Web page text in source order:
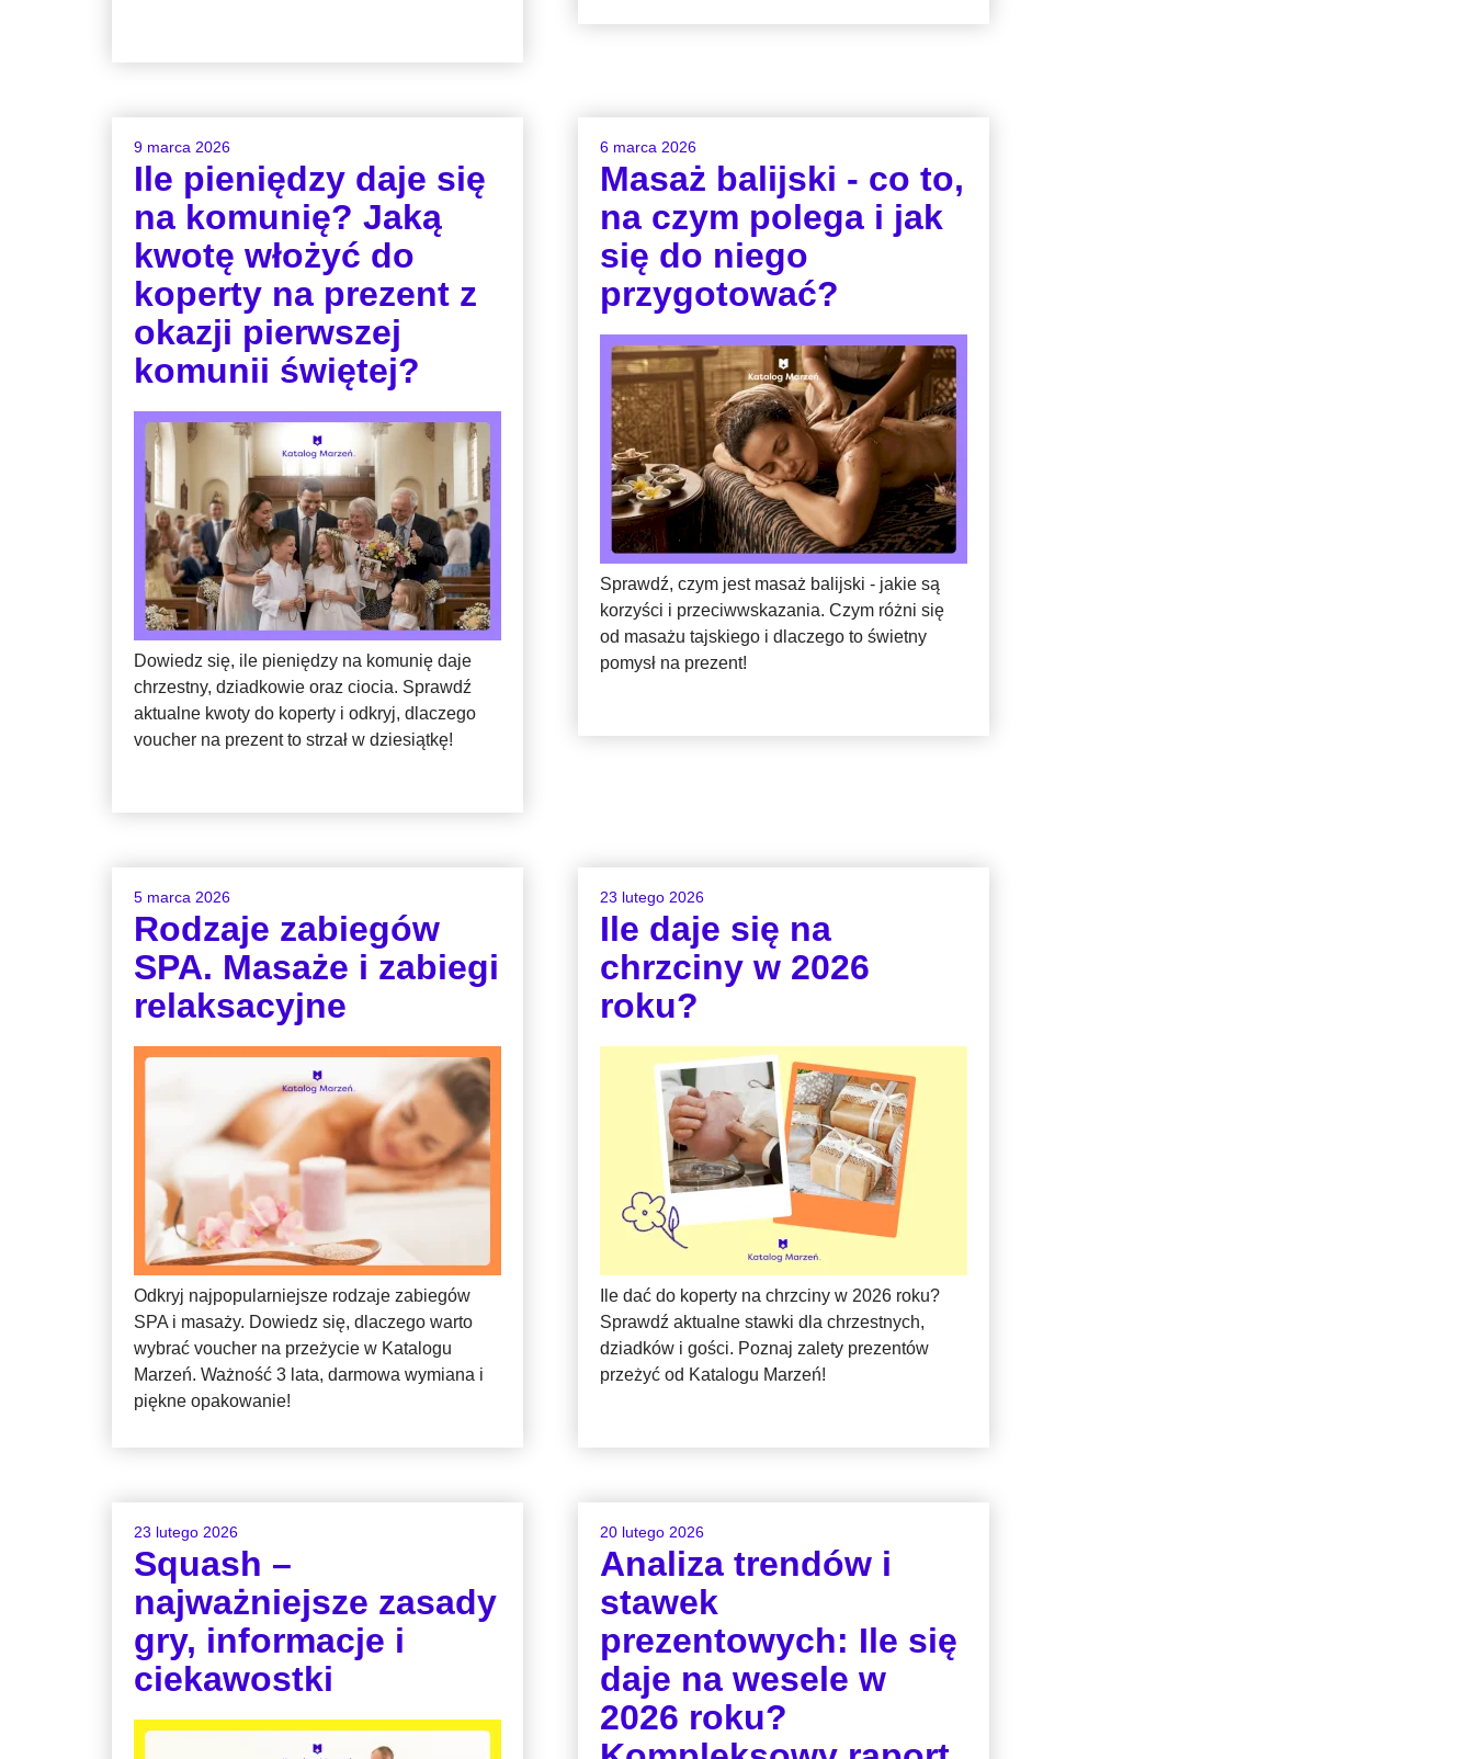
9 marca 2026
Ile pieniędzy daje się
na komunię? Jaką
kwotę włożyć do
koperty na prezent z
okazji pierwszej
komunii świętej?
Dowiedz się, ile pieniędzy na komunię daje
chrzestny, dziadkowie oraz ciocia. Sprawdź
aktualne kwoty do koperty i odkryj, dlaczego
voucher na prezent to strzał w dziesiątkę!
6 marca 2026
Masaż balijski - co to,
na czym polega i jak
się do niego
przygotować?
Sprawdź, czym jest masaż balijski - jakie są
korzyści i przeciwwskazania. Czym różni się
od masażu tajskiego i dlaczego to świetny
pomysł na prezent!
5 marca 2026
Rodzaje zabiegów
SPA. Masaże i zabiegi
relaksacyjne
Odkryj najpopularniejsze rodzaje zabiegów
SPA i masaży. Dowiedz się, dlaczego warto
wybrać voucher na przeżycie w Katalogu
Marzeń. Ważność 3 lata, darmowa wymiana i
piękne opakowanie!
23 lutego 2026
Ile daje się na
chrzciny w 2026
roku?
Ile dać do koperty na chrzciny w 2026 roku?
Sprawdź aktualne stawki dla chrzestnych,
dziadków i gości. Poznaj zalety prezentów
przeżyć od Katalogu Marzeń!
23 lutego 2026
Squash –
najważniejsze zasady
gry, informacje i
ciekawostki
20 lutego 2026
Analiza trendów i
stawek
prezentowych: Ile się
daje na wesele w
2026 roku?